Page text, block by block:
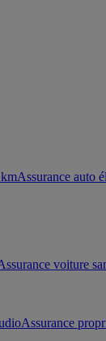
Assurance auto
voiture
Assurance